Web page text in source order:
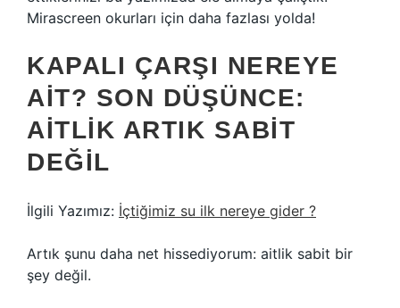
Mirascreen okurları için daha fazlası yolda!
KAPALI ÇARŞI NEREYE
AIT? SON DÜŞÜNCE:
AITLIK ARTIK SABIT
DEĞIL
İlgili Yazımız: İçtiğimiz su ilk nereye gider ?
Artık şunu daha net hissediyorum: aitlik sabit bir
şey değil.